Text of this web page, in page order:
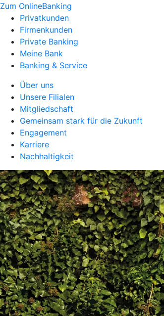
Zum OnlineBanking
Privatkunden
Firmenkunden
Private Banking
Meine Bank
Banking & Service
Über uns
Unsere Filialen
Mitgliedschaft
Gemeinsam stark für die Zukunft
Engagement
Karriere
Nachhaltigkeit